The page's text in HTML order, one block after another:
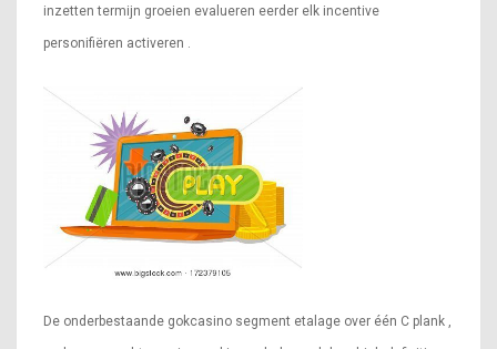
inzetten termijn groeien evalueren eerder elk incentive
personifiëren activeren .
De onderbestaande gokcasino segment etalage over één C plank ,